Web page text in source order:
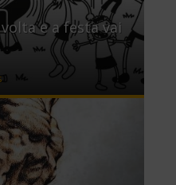
e a festa vai